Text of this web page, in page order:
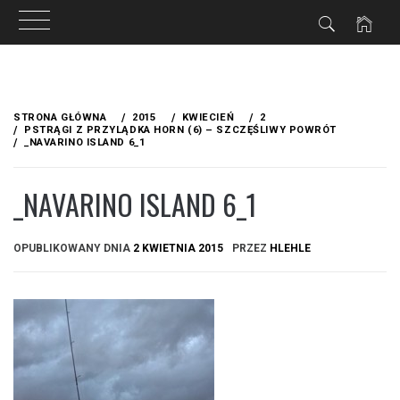
treści
STRONA GŁÓWNA 2015 KWIECIEŃ
2
PSTRĄGI Z PRZYLĄDKA HORN (6) – SZCZĘŚLIWY POWRÓT
_NAVARINO ISLAND 6_1
_NAVARINO ISLAND 6_1
OPUBLIKOWANY DNIA 2 KWIETNIA 2015 PRZEZ HLEHLE